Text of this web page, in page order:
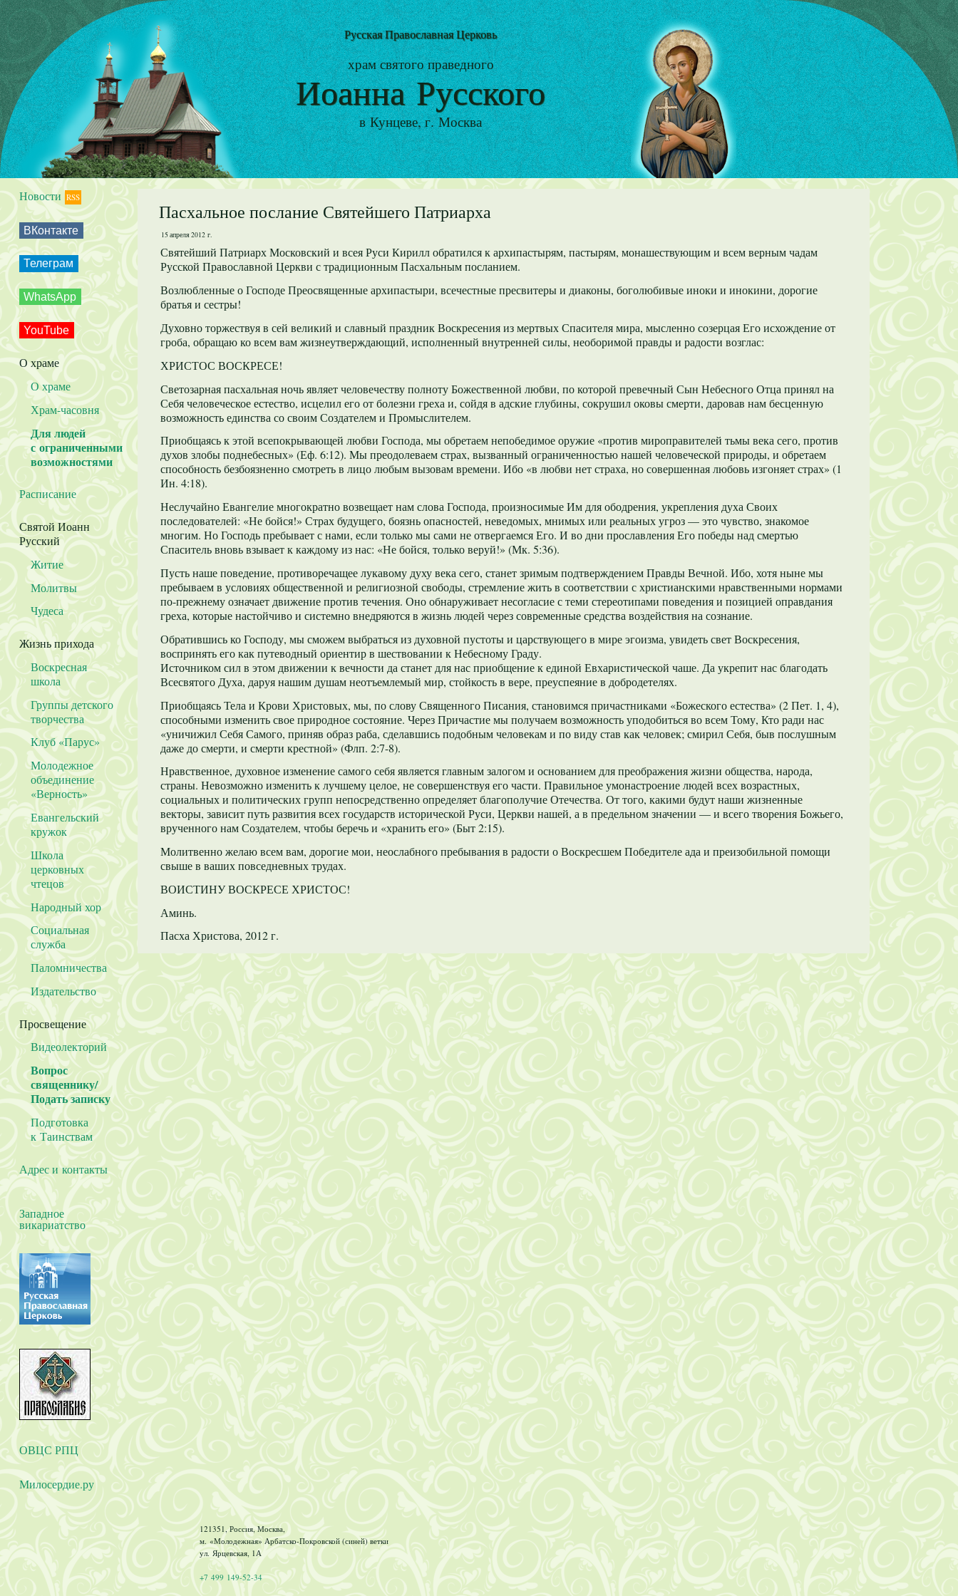
Русская Православная Церковь
храм святого праведного
Иоанна Русского
в Кунцеве, г. Москва
Новости RSS
ВКонтакте
Телеграм
WhatsApp
YouTube
О храме
О храме
Храм-часовня
Для людей
с ограниченными
возможностями
Расписание
Святой Иоанн
Русский
Житие
Молитвы
Чудеса
Жизнь прихода
Воскресная
школа
Группы детского
творчества
Клуб «Парус»
Молодежное
объединение
«Верность»
Евангельский
кружок
Школа
церковных
чтецов
Народный хор
Социальная
служба
Паломничества
Издательство
Просвещение
Видеолекторий
Вопрос
священнику/
Подать записку
Подготовка
к Таинствам
Адрес и контакты
Западное
викариатство
ОВЦС РПЦ
Милосердие.ру
Пасхальное послание Святейшего Патриарха
15 апреля 2012 г.
Святейший Патриарх Московский и всея Руси Кирилл обратился к архипастырям, пастырям, монашествующим и всем верным чадам
Русской Православной Церкви с традиционным Пасхальным посланием.
Возлюбленные о Господе Преосвященные архипастыри, всечестные пресвитеры и диаконы, боголюбивые иноки и инокини, дорогие
братья и сестры!
Духовно торжествуя в сей великий и славный праздник Воскресения из мертвых Спасителя мира, мысленно созерцая Его исхождение от
гроба, обращаю ко всем вам жизнеутверждающий, исполненный внутренней силы, необоримой правды и радости возглас:
ХРИСТОС ВОСКРЕСЕ!
Светозарная пасхальная ночь являет человечеству полноту Божественной любви, по которой превечный Сын Небесного Отца принял на
Себя человеческое естество, исцелил его от болезни греха и, сойдя в адские глубины, сокрушил оковы смерти, даровав нам бесценную
возможность единства со своим Создателем и Промыслителем.
Приобщаясь к этой всепокрывающей любви Господа, мы обретаем непобедимое оружие «против мироправителей тьмы века сего, против
духов злобы поднебесных» (Еф. 6:12). Мы преодолеваем страх, вызванный ограниченностью нашей человеческой природы, и обретаем
способность безбоязненно смотреть в лицо любым вызовам времени. Ибо «в любви нет страха, но совершенная любовь изгоняет страх» (1
Ин. 4:18).
Неслучайно Евангелие многократно возвещает нам слова Господа, произносимые Им для ободрения, укрепления духа Своих
последователей: «Не бойся!» Страх будущего, боязнь опасностей, неведомых, мнимых или реальных угроз — это чувство, знакомое
многим. Но Господь пребывает с нами, если только мы сами не отвергаемся Его. И во дни прославления Его победы над смертью
Спаситель вновь взывает к каждому из нас: «Не бойся, только веруй!» (Мк. 5:36).
Пусть наше поведение, противоречащее лукавому духу века сего, станет зримым подтверждением Правды Вечной. Ибо, хотя ныне мы
пребываем в условиях общественной и религиозной свободы, стремление жить в соответствии с христианскими нравственными нормами
по-прежнему означает движение против течения. Оно обнаруживает несогласие с теми стереотипами поведения и позицией оправдания
греха, которые настойчиво и системно внедряются в жизнь людей через современные средства воздействия на сознание.
Обратившись ко Господу, мы сможем выбраться из духовной пустоты и царствующего в мире эгоизма, увидеть свет Воскресения,
воспринять его как путеводный ориентир в шествовании к Небесному Граду.
Источником сил в этом движении к вечности да станет для нас приобщение к единой Евхаристической чаше. Да укрепит нас благодать
Всесвятого Духа, даруя нашим душам неотъемлемый мир, стойкость в вере, преуспеяние в добродетелях.
Приобщаясь Тела и Крови Христовых, мы, по слову Священного Писания, становимся причастниками «Божеского естества» (2 Пет. 1, 4),
способными изменить свое природное состояние. Через Причастие мы получаем возможность уподобиться во всем Тому, Кто ради нас
«уничижил Себя Самого, приняв образ раба, сделавшись подобным человекам и по виду став как человек; смирил Себя, быв послушным
даже до смерти, и смерти крестной» (Флп. 2:7-8).
Нравственное, духовное изменение самого себя является главным залогом и основанием для преображения жизни общества, народа,
страны. Невозможно изменить к лучшему целое, не совершенствуя его части. Правильное умонастроение людей всех возрастных,
социальных и политических групп непосредственно определяет благополучие Отечества. От того, какими будут наши жизненные
векторы, зависит путь развития всех государств исторической Руси, Церкви нашей, а в предельном значении — и всего творения Божьего,
врученного нам Создателем, чтобы беречь и «хранить его» (Быт 2:15).
Молитвенно желаю всем вам, дорогие мои, неослабного пребывания в радости о Воскресшем Победителе ада и преизобильной помощи
свыше в ваших повседневных трудах.
ВОИСТИНУ ВОСКРЕСЕ ХРИСТОС!
Аминь.
Пасха Христова, 2012 г.
121351, Россия, Москва,
м. «Молодежная» Арбатско-Покровской (синей) ветки
ул. Ярцевская, 1А
+7 499 149-52-34